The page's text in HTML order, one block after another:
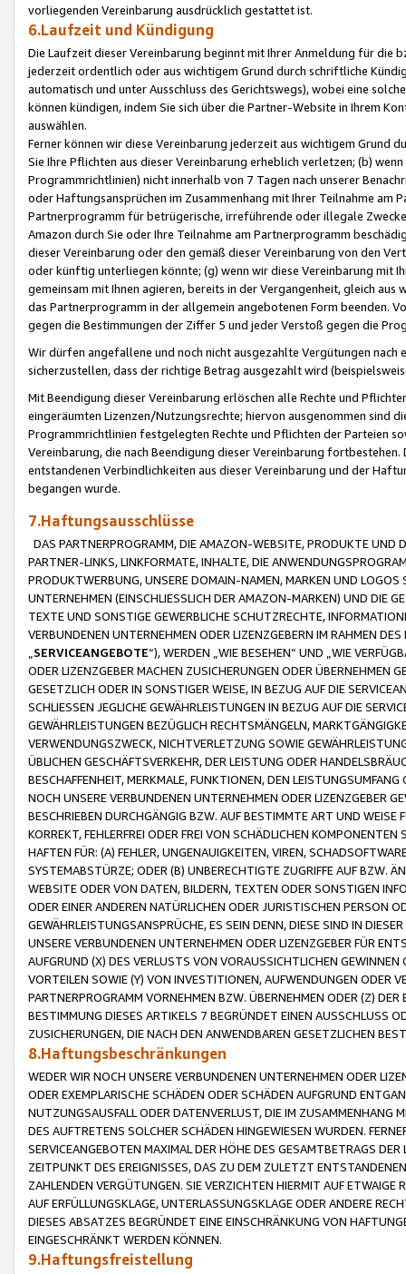
vorliegenden Vereinbarung ausdrücklich gestattet ist.
6.Laufzeit und Kündigung
Die Laufzeit dieser Vereinbarung beginnt mit Ihrer Anmeldung für die
jederzeit ordentlich oder aus wichtigem Grund durch schriftliche
automatisch und unter Ausschluss des Gerichtswegs), wobei eine
können kündigen, indem Sie sich über die Partner-Website in Ihrem
auswählen.
Ferner können wir diese Vereinbarung jederzeit aus wichtigem Grund
Sie Ihre Pflichten aus dieser Vereinbarung erheblich verletzen; (b)
Programmrichtlinien) nicht innerhalb von 7 Tagen nach unserer
oder Haftungsansprüchen im Zusammenhang mit Ihrer Teilnahme am
Partnerprogramm für betrügerische, irreführende oder illegale
Amazon durch Sie oder Ihre Teilnahme am Partnerprogramm
dieser Vereinbarung oder den gemäß dieser Vereinbarung von den
oder künftig unterliegen könnte; (g) wenn wir diese Vereinbarung mit
gemeinsam mit Ihnen agieren, bereits in der Vergangenheit, gleich
das Partnerprogramm in der allgemein angebotenen Form beenden.
gegen die Bestimmungen der Ziffer 5 und jeder Verstoß gegen die
Wir dürfen angefallene und noch nicht ausgezahlte Vergütungen
sicherzustellen, dass der richtige Betrag ausgezahlt wird
Mit Beendigung dieser Vereinbarung erlöschen alle Rechte und
eingeräumten Lizenzen/Nutzungsrechte; hiervon ausgenommen sind
Programmrichtlinien festgelegten Rechte und Pflichten der Parteien
Vereinbarung, die nach Beendigung dieser Vereinbarung
entstandenen Verbindlichkeiten aus dieser Vereinbarung und der
begangen wurde.
7.Haftungsausschlüsse
DAS PARTNERPROGRAMM, DIE AMAZON-WEBSITE, PRODUKTE UND
PARTNER-LINKS, LINKFORMATE, INHALTE, DIE
PRODUKTWERBUNG, UNSERE DOMAIN-NAMEN, MARKEN UND
UNTERNEHMEN (EINSCHLIESSLICH DER AMAZON-MARKEN) UND DIE
TEXTE UND SONSTIGE GEWERBLICHE SCHUTZRECHTE,
VERBUNDENEN UNTERNEHMEN ODER LIZENZGEBERN IM RAHMEN
SERVICEANGEBOTE“), WERDEN „WIE BESEHEN“ UND „WIE
ODER LIZENZGEBER MACHEN ZUSICHERUNGEN ODER ÜBERNEHMEN
GESETZLICH ODER IN SONSTIGER WEISE, IN BEZUG AUF DIE
SCHLIESSEN JEGLICHE GEWÄHRLEISTUNGEN IN BEZUG AUF DIE
GEWÄHRLEISTUNGEN BEZÜGLICH RECHTSMÄNGELN,
VERWENDUNGSZWECK, NICHTVERLETZUNG SOWIE
ÜBLICHEN GESCHÄFTSVERKEHR, DER LEISTUNG ODER
BESCHAFFENHEIT, MERKMALE, FUNKTIONEN, DEN
NOCH UNSERE VERBUNDENEN UNTERNEHMEN ODER LIZENZGEBER
BESCHRIEBEN DURCHGÄNGIG BZW. AUF BESTIMMTE ART UND
KORREKT, FEHLERFREI ODER FREI VON SCHÄDLICHEN
HAFTEN FÜR: (A) FEHLER, UNGENAUIGKEITEN, VIREN,
SYSTEMABSTÜRZE; ODER (B) UNBERECHTIGTE ZUGRIFFE AUF BZW.
WEBSITE ODER VON DATEN, BILDERN, TEXTEN ODER SONSTIGEN
ODER EINER ANDEREN NATÜRLICHEN ODER JURISTISCHEN PERSON
GEWÄHRLEISTUNGSANSPRÜCHE, ES SEIN DENN, DIESE SIND IN
UNSERE VERBUNDENEN UNTERNEHMEN ODER LIZENZGEBER FÜR
AUFGRUND (X) DES VERLUSTS VON VORAUSSICHTLICHEN
VORTEILEN SOWIE (Y) VON INVESTITIONEN, AUFWENDUNGEN ODER
PARTNERPROGRAMM VORNEHMEN BZW. ÜBERNEHMEN ODER (Z)
BESTIMMUNG DIESES ARTIKELS 7 BEGRÜNDET EINEN AUSSCHLUSS
ZUSICHERUNGEN, DIE NACH DEN ANWENDBAREN GESETZLICHEN
8.Haftungsbeschränkungen
WEDER WIR NOCH UNSERE VERBUNDENEN UNTERNEHMEN ODER
ODER EXEMPLARISCHE SCHÄDEN ODER SCHÄDEN AUFGRUND
NUTZUNGSAUSFALL ODER DATENVERLUST, DIE IM ZUSAMMENHANG
DES AUFTRETENS SOLCHER SCHÄDEN HINGEWIESEN WURDEN.
SERVICEANGEBOTEN MAXIMAL DER HÖHE DES GESAMTBETRAGS
ZEITPUNKT DES EREIGNISSES, DAS ZU DEM ZULETZT
ZAHLENDEN VERGÜTUNGEN. SIE VERZICHTEN HIERMIT AUF
AUF ERFÜLLUNGSKLAGE, UNTERLASSUNGSKLAGE ODER ANDERE
DIESES ABSATZES BEGRÜNDET EINE EINSCHRÄNKUNG VON
EINGESCHRÄNKT WERDEN KÖNNEN.
9.Haftungsfreistellung